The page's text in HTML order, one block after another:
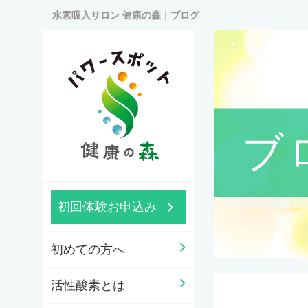
水素吸入サロン 健康の森｜ブログ
初回体験お申込み
初めての方へ
活性酸素とは
ブ